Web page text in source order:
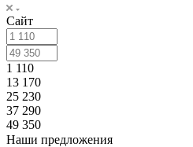
Сайт
1 110
13 170
25 230
37 290
49 350
Наши предложения